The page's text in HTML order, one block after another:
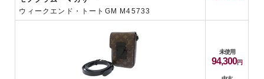
ウィークエンド・トートGM M45733
未使用
94,300